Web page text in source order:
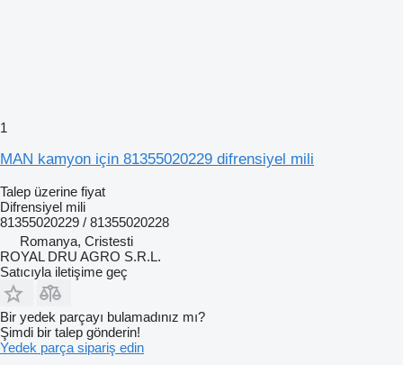
1
MAN kamyon için 81355020229 difrensiyel mili
Talep üzerine fiyat
Difrensiyel mili
81355020229 / 81355020228
Romanya, Cristesti
ROYAL DRU AGRO S.R.L.
Satıcıyla iletişime geç
Bir yedek parçayı bulamadınız mı?
Şimdi bir talep gönderin!
Yedek parça sipariş edin